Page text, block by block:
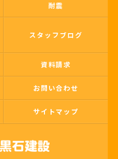
耐震
スタッフブログ
資料請求
お問い合わせ
サイトマップ